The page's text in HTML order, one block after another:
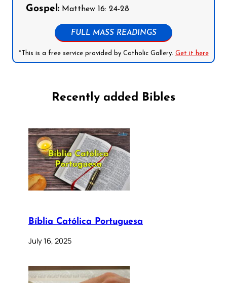
Gospel: Matthew 16: 24-28
FULL MASS READINGS
*This is a free service provided by Catholic Gallery. Get it here
Recently added Bibles
Bíblia Católica Portuguesa
July 16, 2025